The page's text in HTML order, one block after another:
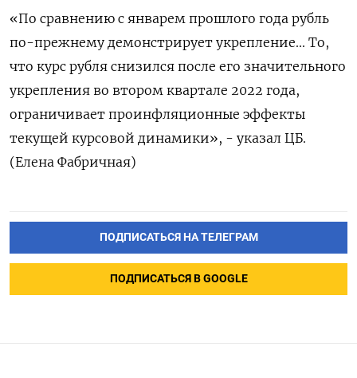
«По сравнению с январем прошлого года рубль
по-прежнему демонстрирует укрепление... То,
что курс рубля снизился после его значительного
укрепления во втором квартале 2022 года,
ограничивает проинфляционные эффекты
текущей курсовой динамики», - указал ЦБ.
(Елена Фабричная)
ПОДПИСАТЬСЯ НА ТЕЛЕГРАМ
ПОДПИСАТЬСЯ В GOOGLE